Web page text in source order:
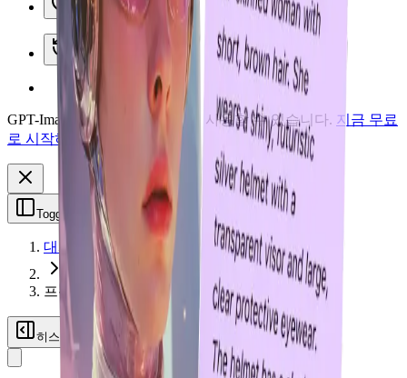
이모티콘 도구
최근 라이브러리
GPT-Image-2를 이제 Vheer에서 사용할 수 있습니다. 지금 무료
로 시작하세요.
Toggle Sidebar
대시보드
프롬프트할 이미지
히스토리